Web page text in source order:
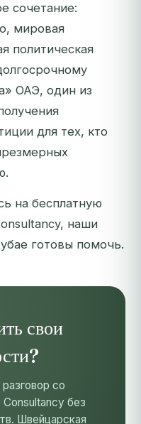
сочетание:
мировая
политическая
ОАЭ, один из
для тех, кто
на бесплатную
, наши
готовы помочь.
свои
со
без
Швейцарская